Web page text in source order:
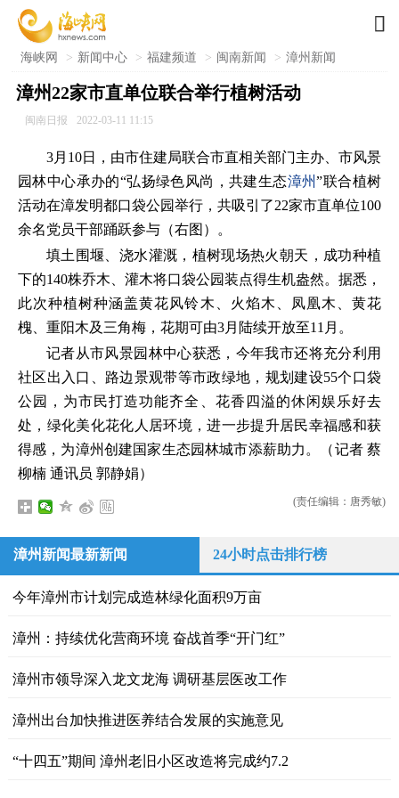

海峡网 > 新闻中心 > 福建频道 > 闽南新闻 > 漳州新闻
漳州22家市直单位联合举行植树活动
闽南日报 2022-03-11 11:15
3月10日，由市住建局联合市直相关部门主办、市风景
园林中心承办的“弘扬绿色风尚，共建生态漳州”联合植树
活动在漳发明都口袋公园举行，共吸引了22家市直单位100
余名党员干部踊跃参与（右图）。
填土围堰、浇水灌溉，植树现场热火朝天，成功种植
下的140株乔木、灌木将口袋公园装点得生机盎然。据悉，
此次种植树种涵盖黄花风铃木、火焰木、凤凰木、黄花
槐、重阳木及三角梅，花期可由3月陆续开放至11月。
记者从市风景园林中心获悉，今年我市还将充分利用
社区出入口、路边景观带等市政绿地，规划建设55个口袋
公园，为市民打造功能齐全、花香四溢的休闲娱乐好去
处，绿化美化花化人居环境，进一步提升居民幸福感和获
得感，为漳州创建国家生态园林城市添薪助力。（记者 蔡
柳楠 通讯员 郭静娟）
(责任编辑：唐秀敏)
漳州新闻最新新闻 24小时点击排行榜
今年漳州市计划完成造林绿化面积9万亩
漳州：持续优化营商环境 奋战首季“开门红”
漳州市领导深入龙文龙海 调研基层医改工作
漳州出台加快推进医养结合发展的实施意见
“十四五”期间 漳州老旧小区改造将完成约7.2